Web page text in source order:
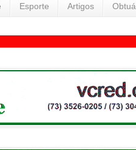
Esporte Artigos